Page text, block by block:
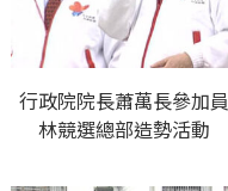
行政院院長蕭萬長參加員
林競選總部造勢活動